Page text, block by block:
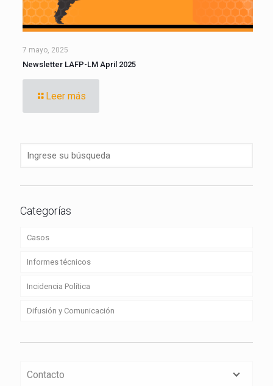
7 mayo, 2025
Newsletter LAFP-LM April 2025
Leer más
Categorías
Casos
Informes técnicos
Incidencia Política
Difusión y Comunicación
Contacto